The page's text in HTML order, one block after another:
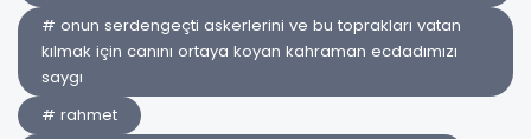
# onun serdengeçti askerlerini ve bu toprakları vatan
kılmak için canını ortaya koyan kahraman ecdadımızı
saygı
# rahmet